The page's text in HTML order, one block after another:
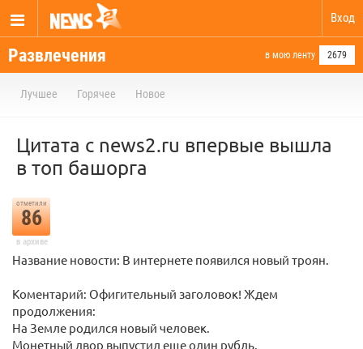
Вход
Развлечения в мою ленту 2679
Лучшее Горячее Новое
Цитата с news2.ru впервые вышла
в топ башорга
отметили
86
в архиве
Название новости: В интернете появился новый троян.
Коментарий: Офигительный заголовок! Ждем
продолжения:
На Земле родился новый человек.
Монетный двор выпустил еще один рубль.